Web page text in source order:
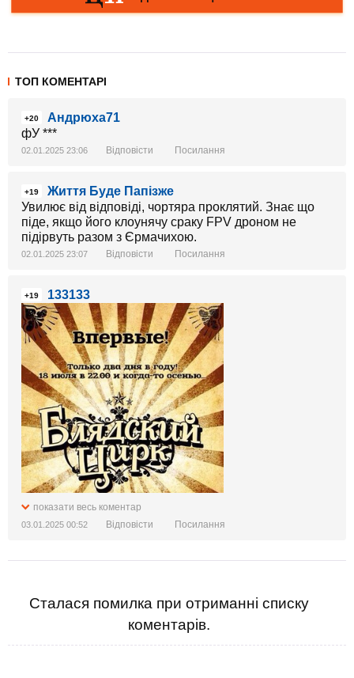
ТОП КОМЕНТАРІ
+20
Андрюха71
фУ ***
02.01.2025 23:06 Відповісти Посилання
+19
Життя Буде Папізже
Увилює від відповіді, чортяра проклятий. Знає що
піде, якщо його клоунячу сраку FPV дроном не
підірвуть разом з Єрмачихою.
02.01.2025 23:07 Відповісти Посилання
+19 133133
показати весь коментар
03.01.2025 00:52 Відповісти Посилання
Сталася помилка при отриманні списку
коментарів.